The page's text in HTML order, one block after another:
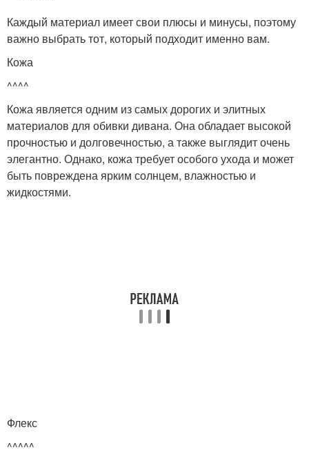
Каждый материал имеет свои плюсы и минусы, поэтому
важно выбрать тот, который подходит именно вам.
Кожа
^^^^
Кожа является одним из самых дорогих и элитных
материалов для обивки дивана. Она обладает высокой
прочностью и долговечностью, а также выглядит очень
элегантно. Однако, кожа требует особого ухода и может
быть повреждена ярким солнцем, влажностью и
жидкостями.
Флекс
^^^^^